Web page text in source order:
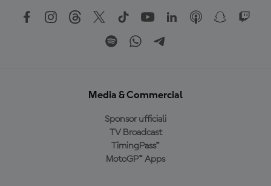
Media & Commercial
Sponsor ufficiali
TV Broadcast
TimingPass™
MotoGP™ Apps